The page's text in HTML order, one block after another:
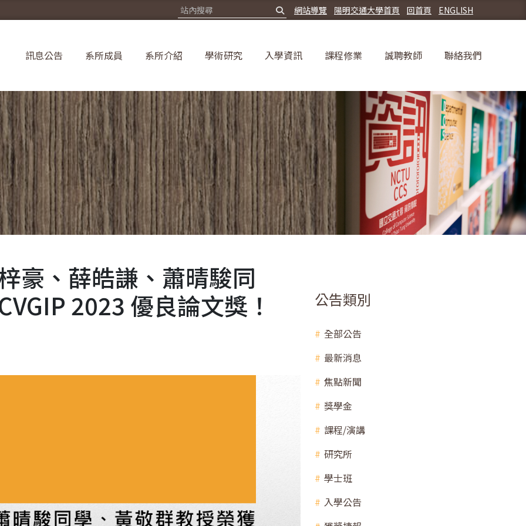
ENGLISH
回首頁
陽明交通大學首頁
網站導覽
訊息公告 系所成員 系所介紹 學術研究 入學資訊 課程修業 誠聘教師 聯絡我們
豪、薛皓謙、蕭晴駿同
2023 優良論文獎！
公告類別
全部公告
最新消息
焦點新聞
獎學金
課程/演講
研究所
學士班
入學公告